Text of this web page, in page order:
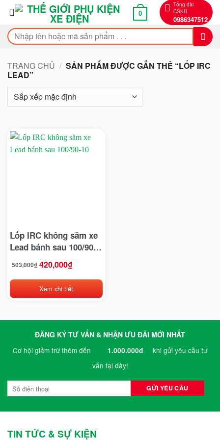
qua
nội
dung
0
Tổng đài
CSKH
0986347512
Tìm
kiếm:
TRANG CHỦ / SẢN PHẨM ĐƯỢC GẮN THẺ “LỐP IRC
LEAD”
On sale
Bridgestone
BYD
Casumina
CATL
Clubcar
Crown
Deestone
Detech
Dibao
Lốp IRC không săm xe
Lead bánh sau 100/90-
503,000₫
Giá
gốc
503,000₫.
420,000₫
Giá
hiện
là:
420,000₫.
Xem chi tiết
ĐĂNG KÝ TƯ VẤN & NHẬN ƯU ĐÃI MỚI NHẤT
Cơ hội giảm trừ thêm đến
1.000.000đ
khi gửi yêu cầu tư
vấn tại đây!
TIN TỨC & SỰ KIỆN